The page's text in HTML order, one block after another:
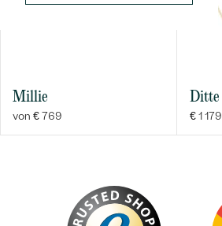
TYP:
ABMESSUNGEN:
2 mm
FORM:
Rund
FARBE:
Violett
Diamant
Millie
von € 769
Ditte
€ 1 179